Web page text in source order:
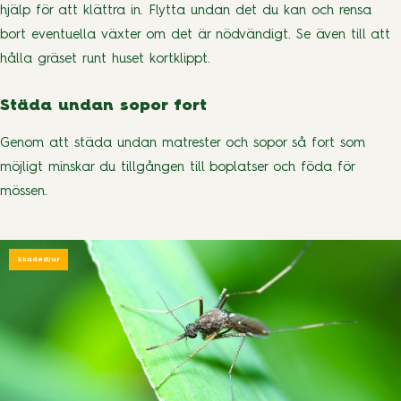
hjälp för att klättra in. Flytta undan det du kan och rensa
bort eventuella växter om det är nödvändigt. Se även till att
hålla gräset runt huset kortklippt.
Städa undan sopor fort
Genom att städa undan matrester och sopor så fort som
möjligt minskar du tillgången till boplatser och föda för
mössen.
Skadedjur